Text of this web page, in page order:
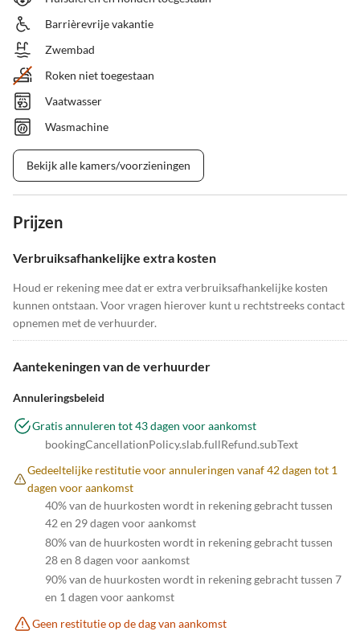
Barrièrevrije vakantie
Zwembad
Roken niet toegestaan
Vaatwasser
Wasmachine
Bekijk alle kamers/voorzieningen
Prijzen
Verbruiksafhankelijke extra kosten
Houd er rekening mee dat er extra verbruiksafhankelijke kosten
kunnen ontstaan. Voor vragen hierover kunt u rechtstreeks contact
opnemen met de verhuurder.
Aantekeningen van de verhuurder
Annuleringsbeleid
Gratis annuleren tot 43 dagen voor aankomst
bookingCancellationPolicy.slab.fullRefund.subText
Gedeeltelijke restitutie voor annuleringen vanaf 42 dagen tot 1
dagen voor aankomst
40% van de huurkosten wordt in rekening gebracht tussen
42 en 29 dagen voor aankomst
80% van de huurkosten wordt in rekening gebracht tussen
28 en 8 dagen voor aankomst
90% van de huurkosten wordt in rekening gebracht tussen 7
en 1 dagen voor aankomst
Geen restitutie op de dag van aankomst